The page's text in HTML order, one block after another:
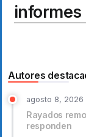
informes
Autores
agosto 8, 2026
Rayados
responden